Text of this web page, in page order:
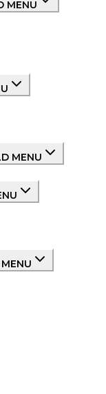
MENU
MENU